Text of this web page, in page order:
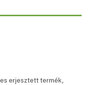
erjesztett termék,